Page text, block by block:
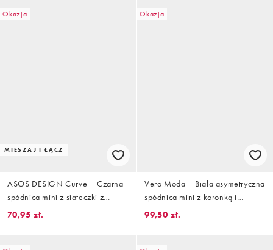
Okazja
MIESZAJ I ŁĄCZ
ASOS DESIGN Curve – Czarna
spódnica mini z siateczki z
asymetrycznymi falbankami,
70,95 zł.
Okazja
Vero Moda – Biała asymetryczna
spódnica mini z koronką i
falbanką
99,50 zł.